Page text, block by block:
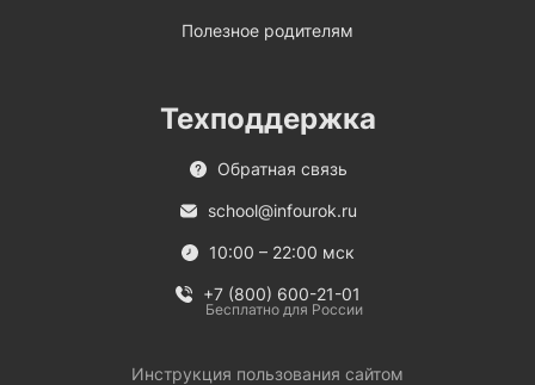
Полезное родителям
Техподдержка
Обратная связь
school@infourok.ru
10:00 – 22:00 мск
+7 (800) 600-21-01
Бесплатно для России
Инструкция пользования сайтом